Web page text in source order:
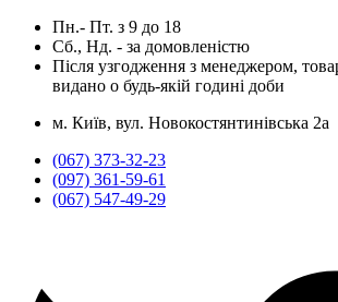
Пн.- Пт. з 9 до 18
Сб., Нд. - за домовленістю
Після узгодження з менеджером,
видано о будь-якій годині доби
м. Київ, вул. Новокостянтинівська 2а
(067) 373-32-23
(097) 361-59-61
(067) 547-49-29